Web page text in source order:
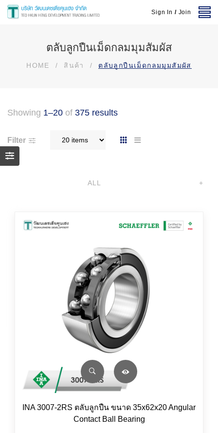
Sign In / Join
ตลับลูกปืนเม็ดกลมมุมสัมผัส
HOME / สินค้า / ตลับลูกปืนเม็ดกลมมุมสัมผัส
Showing 1–20 of 375 results
Filter
ALL +
INA 3007-2RS ตลับลูกปืน ขนาด 35x62x20 Angular
Contact Ball Bearing